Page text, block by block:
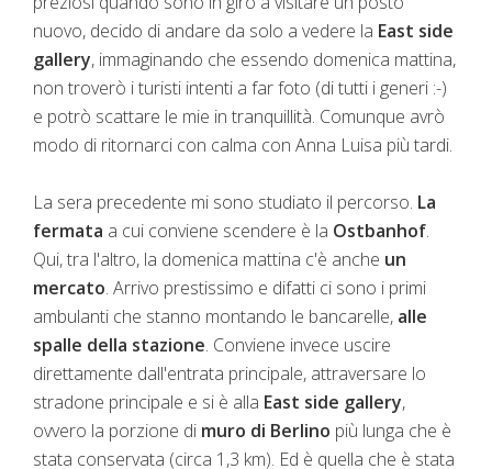
nuovo, decido di andare da solo a vedere la East side
gallery, immaginando che essendo domenica mattina,
non troverò i turisti intenti a far foto (di tutti i generi :-)
e potrò scattare le mie in tranquillità. Comunque avrò
modo di ritornarci con calma con Anna Luisa più tardi.
La sera precedente mi sono studiato il percorso. La
fermata a cui conviene scendere è la Ostbanhof.
Qui, tra l'altro, la domenica mattina c'è anche un
mercato. Arrivo prestissimo e difatti ci sono i primi
ambulanti che stanno montando le bancarelle, alle
spalle della stazione. Conviene invece uscire
direttamente dall'entrata principale, attraversare lo
stradone principale e si è alla East side gallery,
ovvero la porzione di muro di Berlino più lunga che è
stata conservata (circa 1,3 km). Ed è quella che è stata